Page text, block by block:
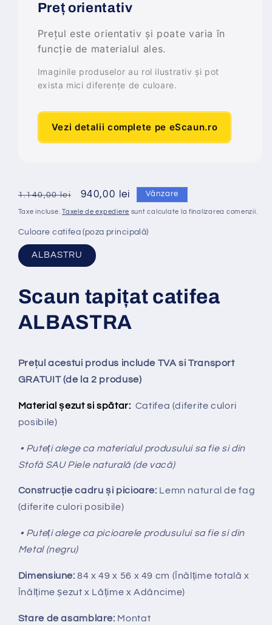
Preț orientativ
Prețul este orientativ și poate varia în
funcție de materialul ales.
Imaginile produselor au rol ilustrativ și pot
exista mici diferențe de culoare.
Vezi detalii complete pe eScaun.ro
Preț
obișnuit
1.140,00 lei
Preț
redus
940,00 lei Vânzare
Taxe incluse.Taxele de expediere sunt calculate la finalizarea comenzii.
Culoare catifea (poza principală)
ALBASTRU
Scaun tapițat catifea
ALBASTRA
Prețul acestui produs include TVA si Transport
GRATUIT (de la 2 produse)
Material șezut si spătar: Catifea (diferite culori
posibile)
• Puteți alege ca materialul produsului sa fie si din
Stofă SAU Piele naturală (de vacă)
Construcție cadru și picioare: Lemn natural de fag
(diferite culori posibile)
• Puteți alege ca picioarele produsului sa fie si din
Metal (negru)
Dimensiune: 84 x 49 x 56 x 49 cm (Înălțime totală x
Înălțimeșezut x Lățime x Adâncime)
Stare de asamblare: Montat